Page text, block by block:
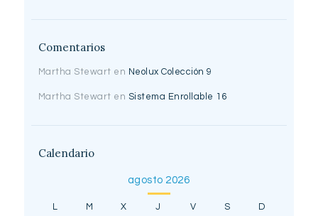
Comentarios
Martha Stewart en Neolux Colección 9
Martha Stewart en Sistema Enrollable 16
Calendario
agosto 2026
L M X J V S
D